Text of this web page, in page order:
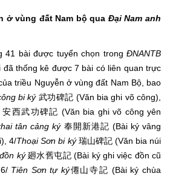
ở vùng đất Nam bộ qua Đại Nam anh
41 bài được tuyển chọn trong ĐNANTB
đã thống kê được 7 bài có liên quan trực
triều Nguyễn ở vùng đất Nam Bộ, bao
bi ký 武功碑記 (Văn bia ghi võ công),
西武功碑記 (Văn bia ghi võ công yên
tân cảng ký 奉開新港記 (Bài ký vâng
4/Thoại Sơn bi ký瑞山碑記 (Văn bia núi
ký廻水舊屯記 (Bài ký ghi việc đồn cũ
Tiên Sơn tự ký僊山寺記 (Bài ký chùa